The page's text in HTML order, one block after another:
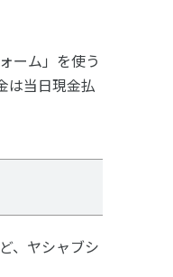
ーム」を使う
は当日現金払
、ヤシャブシ